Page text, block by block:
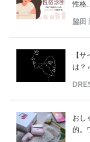
性格...
脇田
【
は？
おし
的。